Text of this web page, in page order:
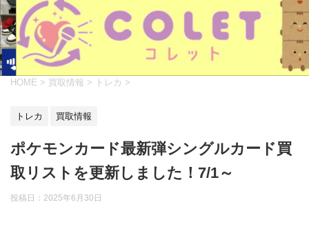
HOME > 買取情報 > トレカ >
トレカ 買取情報
ポケモンカード最新弾シングルカード買
取リストを更新しました！7/1～
投稿日： 2025年6月30日